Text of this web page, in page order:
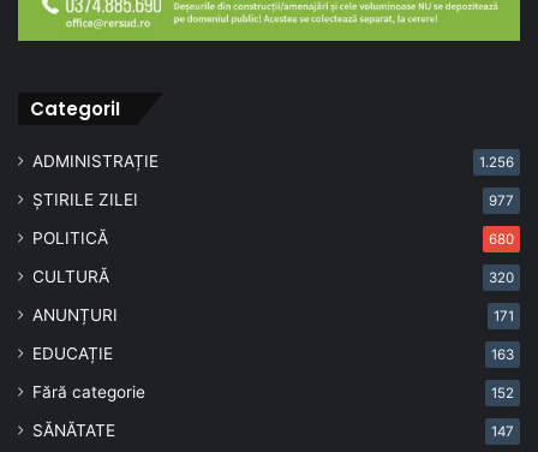
CategoriI
ADMINISTRAȚIE 1.256
ȘTIRILE ZILEI 977
POLITICĂ 680
CULTURĂ 320
ANUNȚURI 171
EDUCAȚIE 163
Fără categorie 152
SĂNĂTATE 147